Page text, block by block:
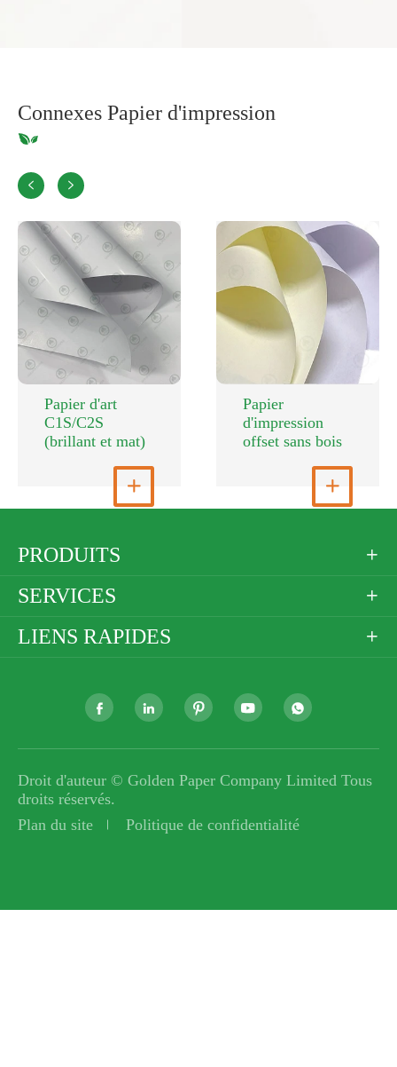
Connexes Papier d'impression
 
Papier d'art
C1S/C2S
(brillant et mat)
Voir plus

Papier
d'impression
offset sans bois
Voir plus

PRODUITS 
SERVICES 
LIENS RAPIDES 
    
Droit d'auteur © Golden Paper Company Limited Tous
droits réservés.
Plan du site
Politique de confidentialité